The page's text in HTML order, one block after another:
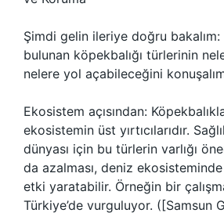
Şimdi gelin ileriye doğru bakalım:
bulunan köpekbalığı türlerinin
nelere yol açabileceğini
Ekosistem açısından:
ekosistemin üst yırtıcılarıdır.
dünyası için bu türlerin varlığı
da azalması, deniz
etki yaratabilir. Örneğin bir
Türkiye’de vurguluyor. ([Samsun